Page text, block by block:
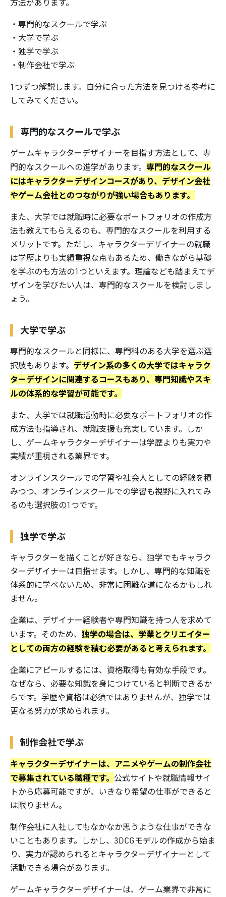
方法があります。
・専門的なスクールで学ぶ
・大学で学ぶ
・独学で学ぶ
・制作会社で学ぶ
1つずつ解説します。自分に合った方法を見つける参考に
してみてください。
専門的なスクールで学ぶ
ゲームキャラクターデザイナーを目指す方法として、専
門的なスクールへの進学があります。 専門的なスクール
にはキャラクターデザインコースがあり、デザイン会社
やゲーム会社とのつながりが強い場合もあります。
また、大学では就職時に必要なポートフォリオの作成方
法も教えてもらえるのも、専門的なスクールを利用する
メリットです。ただし、キャラクターデザイナーの就職
は学歴よりも実績重視な点もあるため、働きながら基礎
を学ぶのも方法の1つといえます。理論なども踏まえてデ
ザインを学びたい人は、専門的なスクールを検討しまし
ょう。
大学で学ぶ
専門的なスクールと同様に、専門科のある大学を選ぶ選
択肢もあります。 デザイン系の多くの大学ではキャラク
ターデザインに関連するコースもあり、専門知識やスキ
ルの体系的な学習が可能です。
また、大学では就職活動時に必要なポートフォリオの作
成方法も指導され、就職支援も充実しています。しか
し、ゲームキャラクターデザイナーは学歴よりも実力や
実績が重視される業界です。
オンラインスクールでの学習や社会人としての経験を積
みつつ、オンラインスクールでの学習も視野に入れてみ
るのも選択肢の1つです。
独学で学ぶ
キャラクターを描くことが好きなら、独学でもキャラク
ターデザイナーは目指せます。しかし、専門的な知識を
体系的に学べないため、非常に困難な道になるかもしれ
ません。
企業は、デザイナー経験者や専門知識を持つ人を求めて
います。そのため、 独学の場合は、学業とクリエイター
としての両方の経験を積む必要があると考えられます。
企業にアピールするには、資格取得も有効な手段です。
なぜなら、必要な知識を身につけていると判断できるか
らです。学歴や資格は必須ではありませんが、独学では
更なる努力が求められます。
制作会社で学ぶ
キャラクターデザイナーは、アニメやゲームの制作会社
で募集されている職種です。 公式サイトや就職情報サイ
トから応募可能ですが、いきなり希望の仕事ができると
は限りません。
制作会社に入社してもなかなか思うような仕事ができな
いこともあります。しかし、3DCGモデルの作成から始ま
り、実力が認められるとキャラクターデザイナーとして
活動できる場合があります。
ゲームキャラクターデザイナーは、ゲーム業界で非常に